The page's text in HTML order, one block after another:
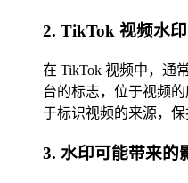
2. TikTok 视频水
在 TikTok 视频中，通
台的标志，位于视频
于标识视频的来源，保
3. 水印可能带来的